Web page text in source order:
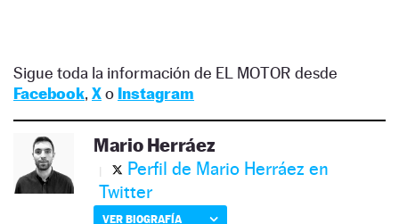
Sigue toda la información de EL MOTOR desde
Facebook, Xo Instagram
Mario Herráez
Perfil de Mario Herráez en
Twitter
VER BIOGRAFÍA